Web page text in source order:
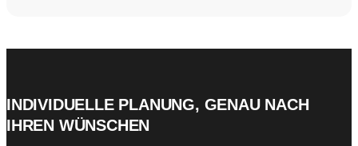
INDIVIDUELLE PLANUNG, GENAU NACH
IHREN WÜNSCHEN